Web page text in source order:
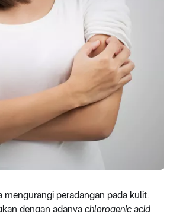
mengurangi peradangan pada kulit.
dengan adanya chlorogenic acid